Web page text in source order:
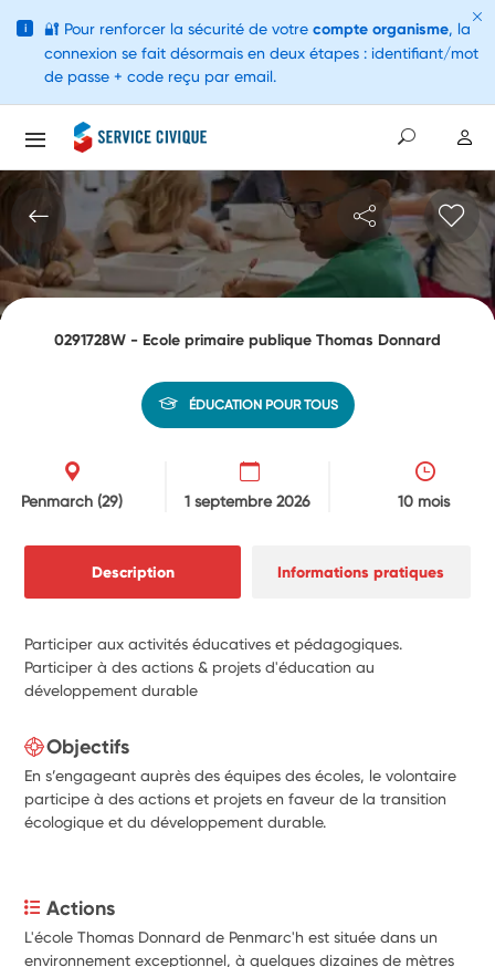
0291728W - Ecole primaire publique Thomas Donnard
ÉDUCATION POUR TOUS
Penmarch (29) 1 septembre 2026 10 mois
Description Informations pratiques
Participer aux activités éducatives et pédagogiques.
Participer à des actions & projets d'éducation au
développement durable
Objectifs
En s’engageant auprès des équipes des écoles, le volontaire
participe à des actions et projets en faveur de la transition
écologique et du développement durable.
Actions
L'école Thomas Donnard de Penmarc'h est située dans un
environnement exceptionnel, à quelques dizaines de mètres
i 🔐 Pour renforcer la sécurité de votre compte organisme, la
connexion se fait désormais en deux étapes : identifiant/mot
de passe + code reçu par email.